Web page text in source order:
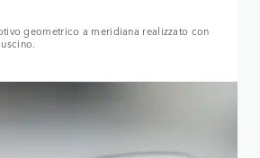
geometrico a meridiana realizzato con